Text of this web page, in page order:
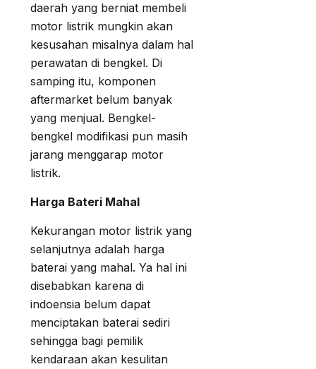
daerah yang berniat membeli
motor listrik mungkin akan
kesusahan misalnya dalam hal
perawatan di bengkel. Di
samping itu, komponen
aftermarket belum banyak
yang menjual. Bengkel-
bengkel modifikasi pun masih
jarang menggarap motor
listrik.
Harga Bateri Mahal
Kekurangan motor listrik yang
selanjutnya adalah harga
baterai yang mahal. Ya hal ini
disebabkan karena di
indoensia belum dapat
menciptakan baterai sediri
sehingga bagi pemilik
kendaraan akan kesulitan